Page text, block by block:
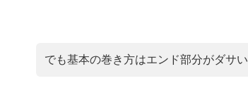
でも基本の巻き方はエンド部分がダサい